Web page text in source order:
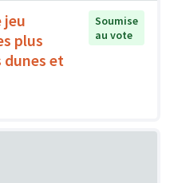
jeu
plus
dunes et
Soumise
au vote